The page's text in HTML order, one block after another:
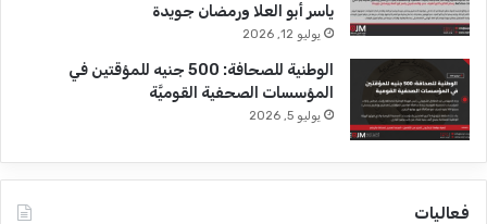
ياسر أبو العلا ورمضان جويدة
يوليو 12, 2026
الوطنية للصحافة: 500 جنيه للمؤقتين في
المؤسسات الصحفية القوميَّة
يوليو 5, 2026
فعاليات